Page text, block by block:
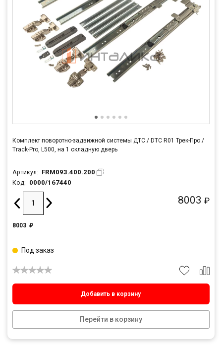
Комплект поворотно-задвижной системы ДТС / DTC R01 Трек-Про /
Track-Pro, L500, на 1 складную дверь
Артикул: FRM093.400.200
Код: 0000/167440
8003 ₽
8003 ₽
Добавить в корзину
Перейти в корзину
Под заказ